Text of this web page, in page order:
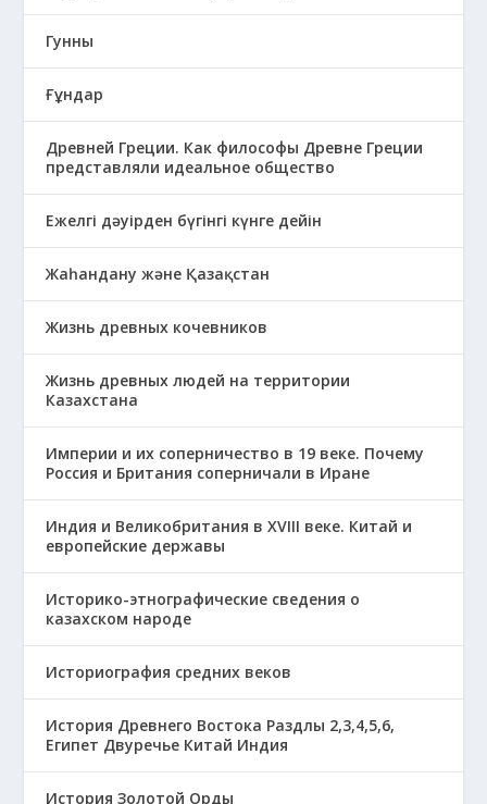
Гунны
Ғұндар
Древней Греции. Как философы Древне Греции
представляли идеальное общество
Ежелгі дәуірден бүгінгі күнге дейін
Жаһандану және Қазақстан
Жизнь древных кочевников
Жизнь древных людей на территории
Казахстана
Империи и их соперничество в 19 веке. Почему
Россия и Британия соперничали в Иране
Индия и Великобритания в XVIII веке. Китай и
европейские державы
Историко-этнографические сведения о
казахском народе
Историография средних веков
История Древнего Востока Раздлы 2,3,4,5,6,
Египет Двуречье Китай Индия
История Золотой Орды